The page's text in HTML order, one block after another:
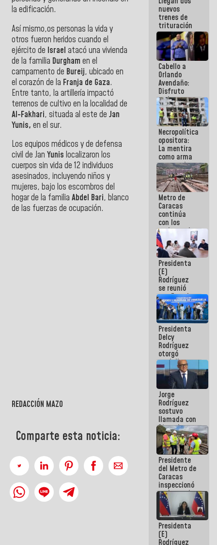
la edificación.
Así mismo,os personas la vida y
otros fueron heridos cuando el
ejército de Israel atacó una vivienda
de la familia Durgham en el
campamento de Bureij, ubicado en
el corazón de la Franja de Gaza.
Entre tanto, la artillería impactó
terrenos de cultivo en la localidad de
Al-Fakhari, situada al este de Jan
Yunis, en el sur.
Los equipos médicos y de defensa
civil de Jan Yunis localizaron los
cuerpos sin vida de 12 individuos
asesinados, incluyendo niños y
mujeres, bajo los escombros del
hogar de la familia Abdel Bari, blanco
de las fuerzas de ocupación.
REDACCIÓN MAZO
Comparte esta noticia:
nuevos
trenes de
trituración
para
optimizar
manejo de
escombros
en La Guaira
Cabello a
Orlando
Avendaño:
Disfruto
cada vez
que escribes
porque lo
que haces
es
embarrarla
Necropolítica
opositora:
La mentira
como arma
contra el
Pueblo
Metro de
Caracas
continúa
con los
trabajos de
mantenimiento
e inspección
en la Línea 2
Presidenta
(E)
Rodríguez
se reunió
con Estado
Mayor
Eléctrico
para
abordar
planes de
acción
Presidenta
Delcy
Rodríguez
otorgó
medalla
"Héroe de
Venezuela"
a servidores
públicos
Jorge
Rodríguez
sostuvo
llamada con
Dinorah
Figuera y
acuerdan
primer
encuentro
presencial
para el
diálogo
Presidente
del Metro de
Caracas
inspeccionó
trabajos de
rehabilitación
y
modernización
de la vía
férrea
Presidenta
(E)
Rodríguez